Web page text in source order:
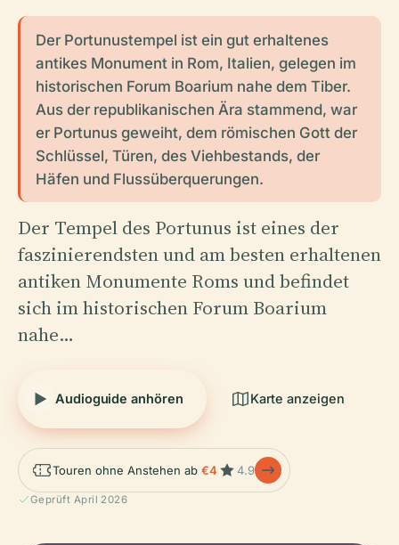
Der Portunustempel ist ein gut erhaltenes
antikes Monument in Rom, Italien, gelegen im
historischen Forum Boarium nahe dem Tiber.
Aus der republikanischen Ära stammend, war
er Portunus geweiht, dem römischen Gott der
Schlüssel, Türen, des Viehbestands, der
Häfen und Flussüberquerungen.
Der Tempel des Portunus ist eines der
faszinierendsten und am besten erhaltenen
antiken Monumente Roms und befindet
sich im historischen Forum Boarium
nahe…
Audioguide anhören Karte anzeigen
Touren ohne Anstehen ab €4 4.9
Geprüft April 2026